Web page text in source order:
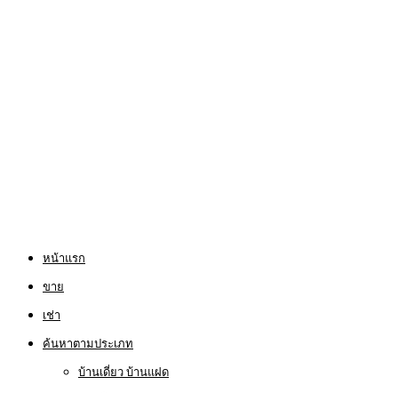
หน้าแรก
ขาย
เช่า
ค้นหาตามประเภท
บ้านเดี่ยว บ้านแฝด